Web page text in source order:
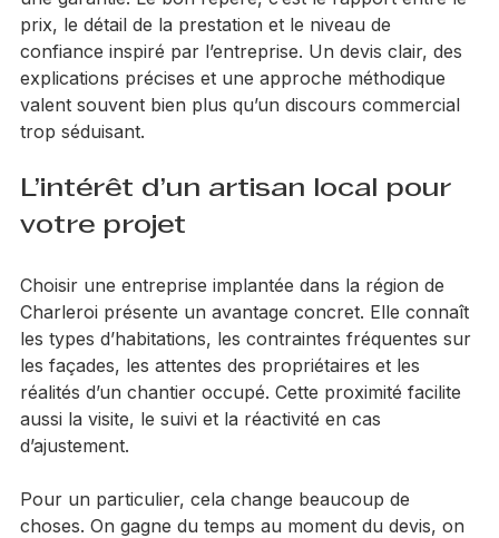
une garantie. Le bon repère, c’est le rapport entre le
prix, le détail de la prestation et le niveau de
confiance inspiré par l’entreprise. Un devis clair, des
explications précises et une approche méthodique
valent souvent bien plus qu’un discours commercial
L’intérêt d’un artisan local pour
Choisir une entreprise implantée dans la région de
Charleroi présente un avantage concret. Elle connaît
les types d’habitations, les contraintes fréquentes sur
les façades, les attentes des propriétaires et les
réalités d’un chantier occupé. Cette proximité facilite
aussi la visite, le suivi et la réactivité en cas
Pour un particulier, cela change beaucoup de